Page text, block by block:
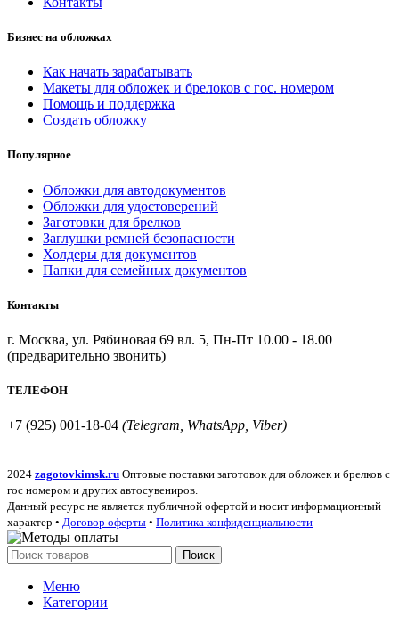
Бизнес на обложках
Как начать зарабатывать
Макеты для обложек и брелоков с гос. номером
Помощь и поддержка
Создать обложку
Популярное
Обложки для автодокументов
Обложки для удостоверений
Заготовки для брелков
Заглушки ремней безопасности
Холдеры для документов
Папки для семейных документов
Контакты
г. Москва, ул. Рябиновая 69 вл. 5, Пн-Пт 10.00 - 18.00
(предварительно звонить)
ТЕЛЕФОН
+7 (925) 001-18-04 (Telegram, WhatsApp, Viber)
2024 zagotovkimsk.ru Оптовые поставки заготовок для обложек и брелков с
гос номером и других автосувениров.
Данный ресурс не является публичной офертой и носит информационный
характер • Договор оферты • Политика конфиденциальности
Поиск
Меню
Категории